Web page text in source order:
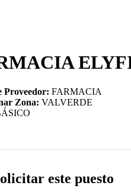
Proveedor: FARMACIA
Zona: VALVERDE
este puesto